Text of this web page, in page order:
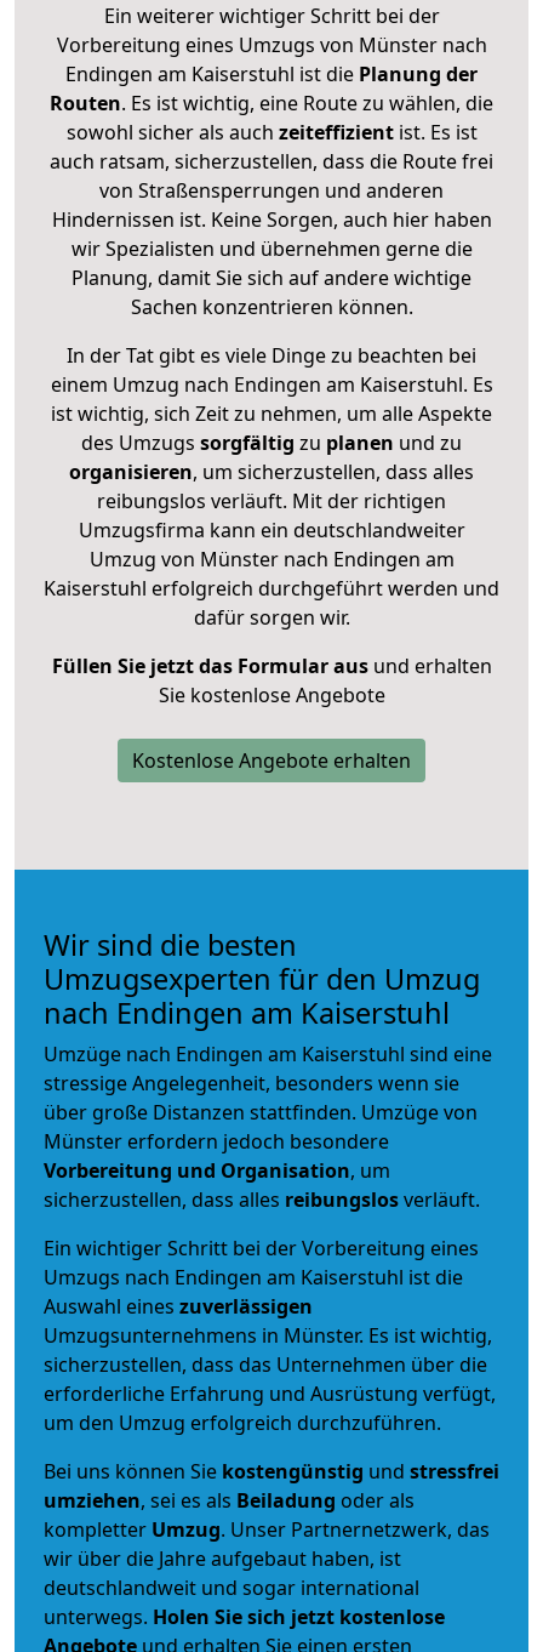
Ein weiterer wichtiger Schritt bei der
Vorbereitung eines Umzugs von Münster nach
Endingen am Kaiserstuhl ist die Planung der
Routen. Es ist wichtig, eine Route zu wählen, die
sowohl sicher als auch zeiteffizientist. Es ist
auch ratsam, sicherzustellen, dass die Route frei
von Straßensperrungen und anderen
Hindernissen ist. Keine Sorgen, auch hier haben
wir Spezialisten und übernehmen gerne die
Planung, damit Sie sich auf andere wichtige
Sachen konzentrieren können.
In der Tat gibt es viele Dinge zu beachten bei
einem Umzug nach Endingen am Kaiserstuhl. Es
ist wichtig, sich Zeit zu nehmen, um alle Aspekte
des Umzugs sorgfältig zu planen und zu
organisieren, um sicherzustellen, dass alles
reibungslos verläuft. Mit der richtigen
Umzugsfirma kann ein deutschlandweiter
Umzug von Münster nach Endingen am
Kaiserstuhl erfolgreich durchgeführt werden und
dafür sorgen wir.
Füllen Sie jetzt das Formular ausund erhalten
Sie kostenlose Angebote
Kostenlose Angebote erhalten
Wir sind die besten
Umzugsexperten für den Umzug
nach Endingen am Kaiserstuhl
Umzüge nach Endingen am Kaiserstuhl sind eine
stressige Angelegenheit, besonders wenn sie
über große Distanzen stattfinden. Umzüge von
Münster erfordern jedoch besondere
Vorbereitung und Organisation, um
sicherzustellen, dass alles reibungslosverläuft.
Ein wichtiger Schritt bei der Vorbereitung eines
Umzugs nach Endingen am Kaiserstuhl ist die
Auswahl eines zuverlässigen
Umzugsunternehmens in Münster. Es ist wichtig,
sicherzustellen, dass das Unternehmen über die
erforderliche Erfahrung und Ausrüstung verfügt,
um den Umzug erfolgreich durchzuführen.
Bei uns können Sie kostengünstig und stressfrei
umziehen, sei es als Beiladung oder als
kompletter Umzug. Unser Partnernetzwerk, das
wir über die Jahre aufgebaut haben, ist
deutschlandweit und sogar international
unterwegs. Holen Sie sich jetzt kostenlose
Angebote und erhalten Sie einen ersten